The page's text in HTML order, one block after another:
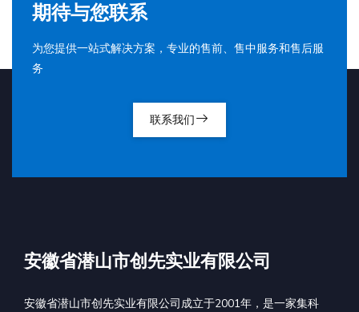
期待与您联系
为您提供一站式解决方案，专业的售前、售中服务和售后服
务
联系我们
安徽省潜山市创先实业有限公司
安徽省潜山市创先实业有限公司成立于2001年，是一家集科